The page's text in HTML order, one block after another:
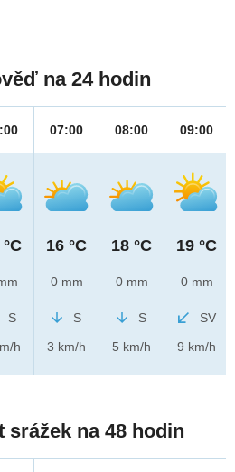
na 24 hodin
S
h
07:00
16 °C
0 mm
S
3 km/h
08:00
18 °C
0 mm
S
5 km/h
09:00
19 °C
0 mm
SV
9 km/h
srážek na 48 hodin